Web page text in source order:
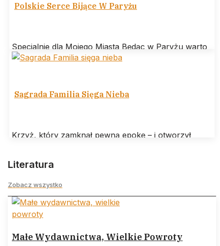
Polskie Serce Bijące W Paryżu
Specjalnie dla Mojego Miasta Będąc w Paryżu warto
odwiedzić Bibliotekę Polską na wyspie świętego
Sagrada Familia Sięga Nieba
Krzyż, który zamknął pewną epokę – i otworzył
nazwać architektonicznym „amen” po
Literatura
Zobacz wszystko
Małe Wydawnictwa, Wielkie Powroty